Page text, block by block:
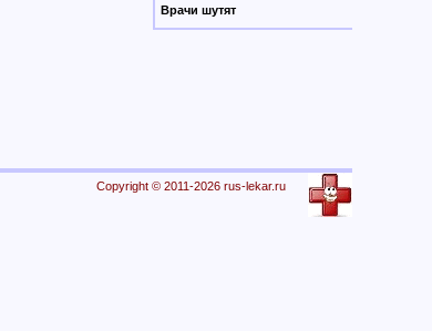
Врачи шутят
Copyright © 2011-2026 rus-lekar.ru